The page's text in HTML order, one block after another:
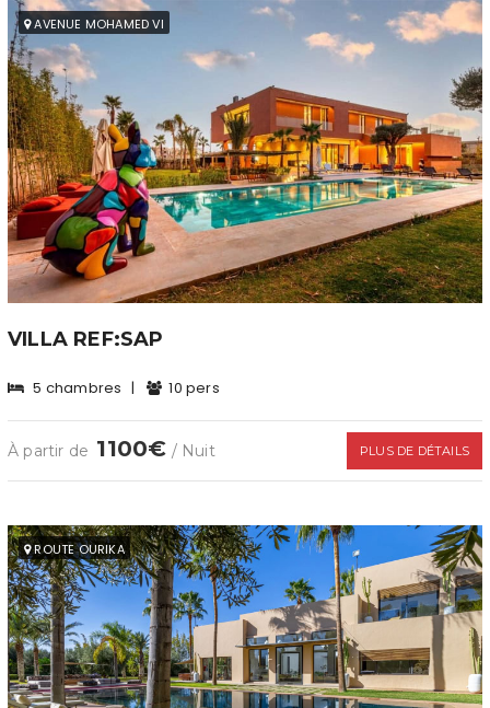
AVENUE MOHAMED VI
VILLA REF:SAP
5 chambres | 10 pers
À partir de 1100€ / Nuit PLUS DE DÉTAILS
ROUTE OURIKA